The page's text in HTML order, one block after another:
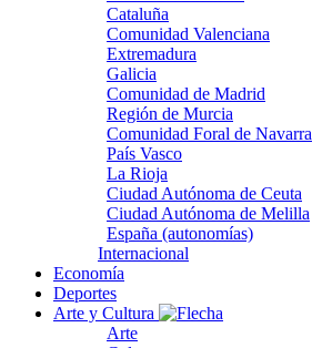
Cataluña
Comunidad Valenciana
Extremadura
Galicia
Comunidad de Madrid
Región de Murcia
Comunidad Foral de Navarra
País Vasco
La Rioja
Ciudad Autónoma de Ceuta
Ciudad Autónoma de Melilla
España (autonomías)
Internacional
Economía
Deportes
Arte y Cultura
Arte